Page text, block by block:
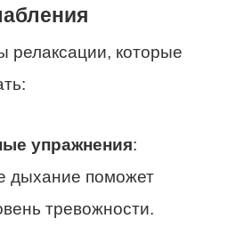
релаксации, которые
упражнения:
дыхание поможет
тревожности.